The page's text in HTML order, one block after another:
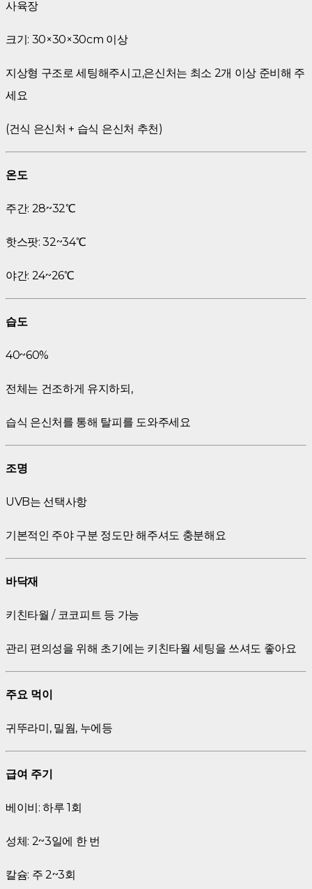
사육장
크기: 30×30×30cm 이상
지상형 구조로 세팅해주시고,은신처는 최소 2개 이상 준비해 주
세요
(건식 은신처 + 습식 은신처 추천)
온도
주간: 28~32℃
핫스팟: 32~34℃
야간: 24~26℃
습도
40~60%
전체는 건조하게 유지하되,
습식 은신처를 통해 탈피를 도와주세요
조명
UVB는 선택사항
기본적인 주야 구분 정도만 해주셔도 충분해요
바닥재
키친타월 / 코코피트 등 가능
관리 편의성을 위해 초기에는 키친타월 세팅을 쓰셔도 좋아요
주요 먹이
귀뚜라미, 밀웜, 누에등
급여 주기
베이비: 하루 1회
성체: 2~3일에 한 번
칼슘: 주 2~3회